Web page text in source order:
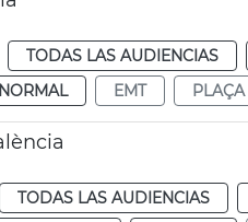
TODAS LAS AUDIENCIAS
NORMAL EMT
TODAS LAS AUDIENCIAS